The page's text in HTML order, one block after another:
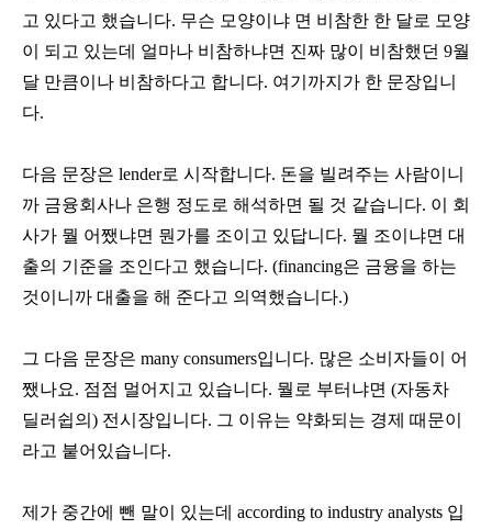
고 있다고 했습니다. 무슨 모양이냐 면 비참한 한 달로 모양
이 되고 있는데 얼마나 비참하냐면 진짜 많이 비참했던 9월
달 만큼이나 비참하다고 합니다. 여기까지가 한 문장입니
다.
다음 문장은 lender로 시작합니다. 돈을 빌려주는 사람이니
까 금융회사나 은행 정도로 해석하면 될 것 같습니다. 이 회
사가 뭘 어쨌냐면 뭔가를 조이고 있답니다. 뭘 조이냐면 대
출의 기준을 조인다고 했습니다. (financing은 금융을 하는
것이니까 대출을 해 준다고 의역했습니다.)
그 다음 문장은 many consumers입니다. 많은 소비자들이 어
쨌나요. 점점 멀어지고 있습니다. 뭘로 부터냐면 (자동차
딜러쉽의 ) 전시장입니다. 그 이유는 약화되는 경제 때문이
라고 붙어있습니다.
제가 중간에 뺀 말이 있는데 according to industry analysts 입